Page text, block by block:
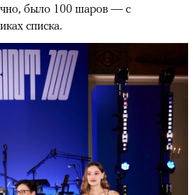
было 100 шаров — с
списка.